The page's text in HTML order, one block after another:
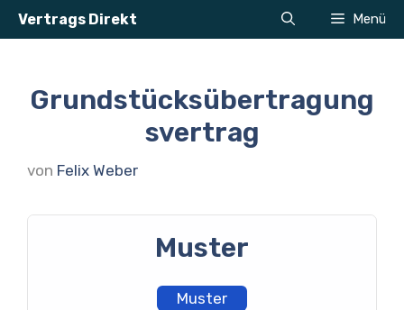
Zum
Vertrags Direkt Menü
Grundstücksübertragung
svertrag
von Felix Weber
Muster
Muster